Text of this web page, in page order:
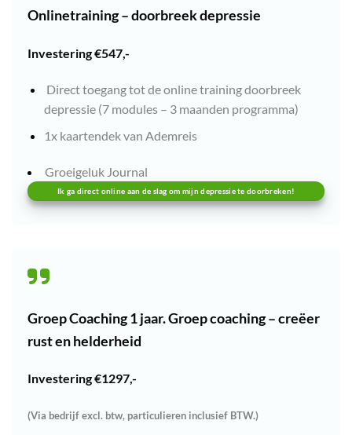
Onlinetraining – doorbreek depressie
Investering €547,-
Direct toegang tot de online training doorbreek
depressie (7 modules – 3 maanden programma)
1x kaartendek van Ademreis
Groeigeluk Journal
Ik ga direct online aan de slag om mijn depressie te doorbreken!
Groep Coaching 1 jaar. Groep coaching – creëer
rust en helderheid
Investering €1297,-
(Via bedrijf excl. btw, particulieren inclusief BTW.)